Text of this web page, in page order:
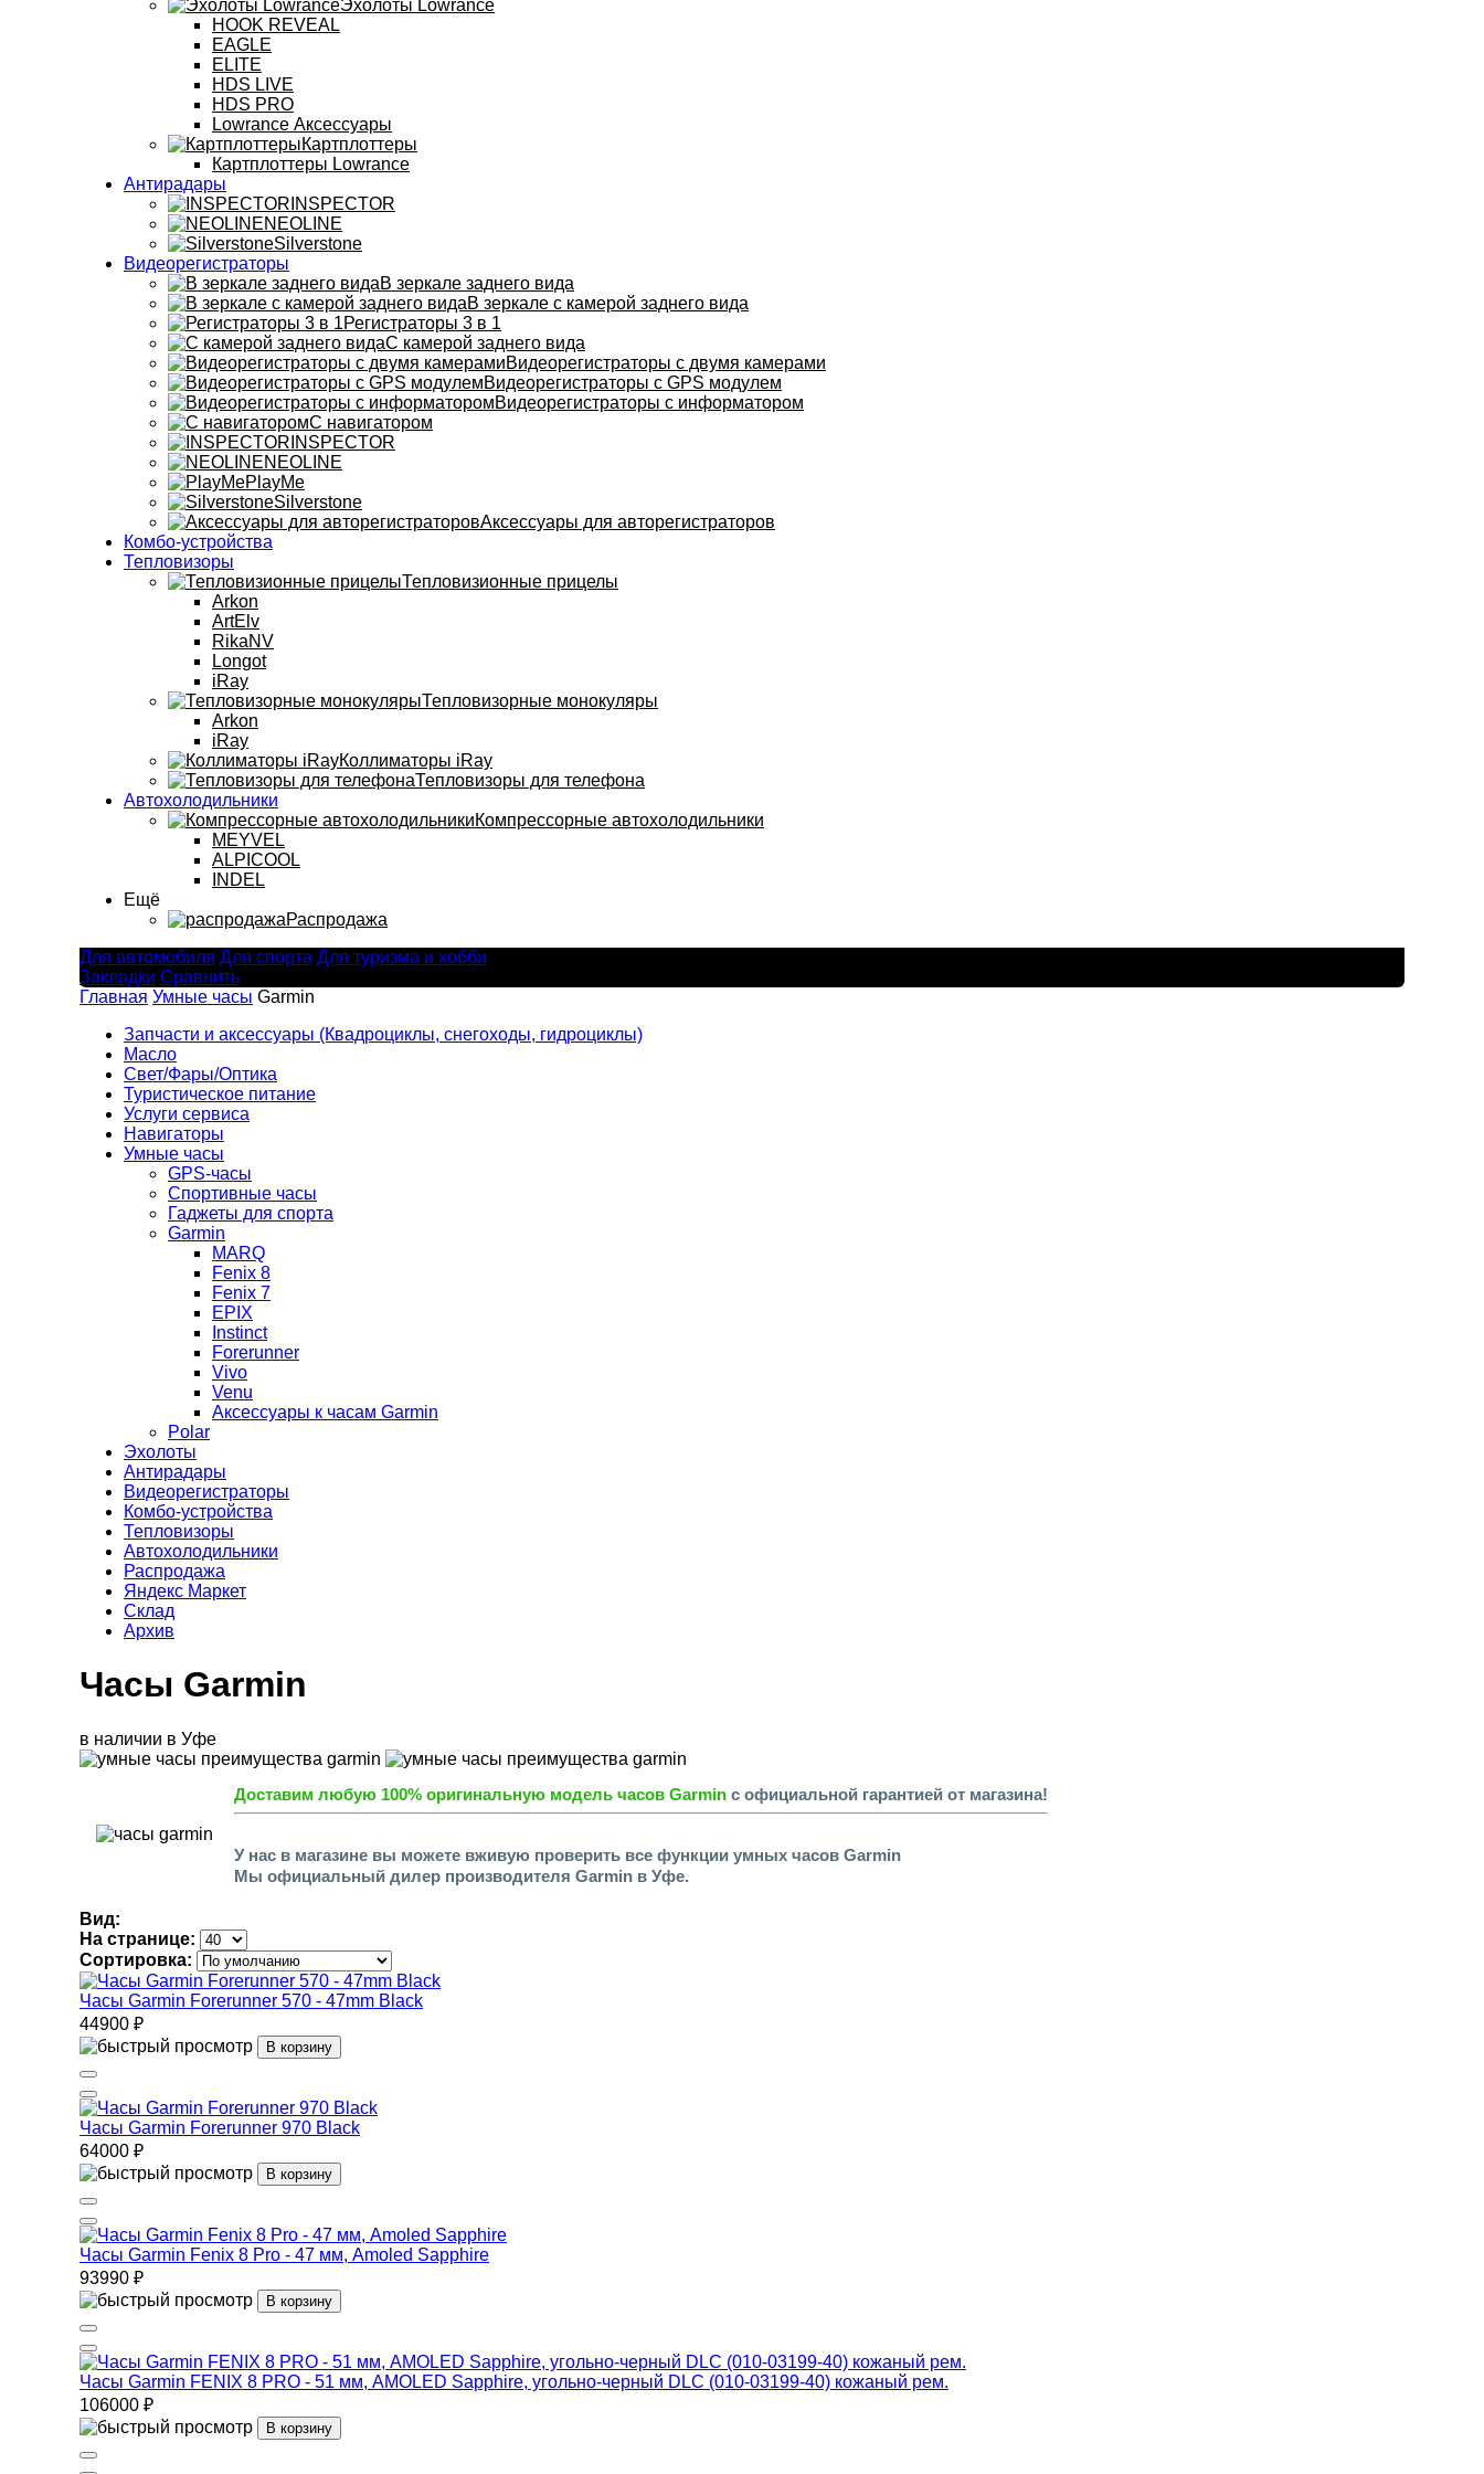
Эхолоты Lowrance
HOOK REVEAL
EAGLE
ELITE
HDS LIVE
HDS PRO
Lowrance Аксессуары
Картплоттеры
Картплоттеры Lowrance
Антирадары
INSPECTOR
NEOLINE
Silverstone
Видеорегистраторы
В зеркале заднего вида
В зеркале с камерой заднего вида
Регистраторы 3 в 1
С камерой заднего вида
Видеорегистраторы с двумя камерами
Видеорегистраторы с GPS модулем
Видеорегистраторы с информатором
С навигатором
INSPECTOR
NEOLINE
PlayMe
Silverstone
Аксессуары для авторегистраторов
Комбо-устройства
Тепловизоры
Тепловизионные прицелы
Arkon
ArtElv
RikaNV
Longot
iRay
Тепловизорные монокуляры
Arkon
iRay
Коллиматоры iRay
Тепловизоры для телефона
Автохолодильники
Компрессорные автохолодильники
MEYVEL
ALPICOOL
INDEL
Ещё
Распродажа
Для автомобиля Для спорта Для туризма и хобби
Закладки Сравнить
Главная Умные часы Garmin
Запчасти и аксессуары (Квадроциклы, снегоходы, гидроциклы)
Масло
Свет/Фары/Оптика
Туристическое питание
Услуги сервиса
Навигаторы
Умные часы
GPS-часы
Спортивные часы
Гаджеты для спорта
Garmin
MARQ
Fenix 8
Fenix 7
EPIX
Instinct
Forerunner
Vivo
Venu
Аксессуары к часам Garmin
Polar
Эхолоты
Антирадары
Видеорегистраторы
Комбо-устройства
Тепловизоры
Автохолодильники
Распродажа
Яндекс Маркет
Склад
Архив
Часы Garmin
в наличии в Уфе
Доставим любую 100% оригинальную модель часов Garmin с официальной гарантией от магазина!
У нас в магазине вы можете вживую проверить все функции умных часов Garmin
Мы официальный дилер производителя Garmin в Уфе.
Вид:
На странице:
Сортировка:
Часы Garmin Forerunner 570 - 47mm Black
44900 ₽
В корзину
Часы Garmin Forerunner 970 Black
64000 ₽
В корзину
Часы Garmin Fenix 8 Pro - 47 мм, Amoled Sapphire
93990 ₽
В корзину
Часы Garmin FENIX 8 PRO - 51 мм, AMOLED Sapphire, угольно-черный DLC (010-03199-40) кожаный рем.
106000 ₽
В корзину